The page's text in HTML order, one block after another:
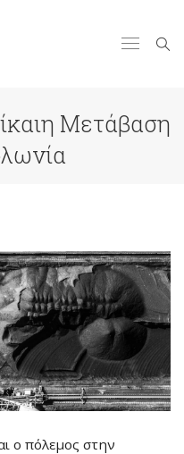
Μετάβαση
ο πόλεμος στην